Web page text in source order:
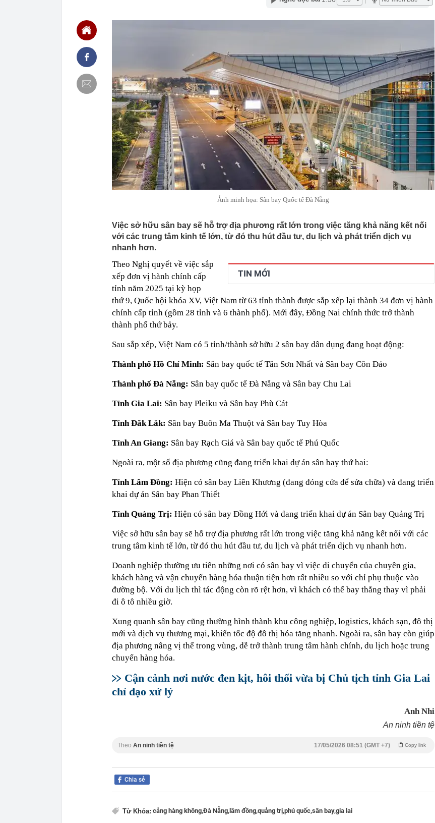
23:14
Bí mật được Apple giấu kín suốt 15 năm trên iPhone
5 LOẠI rau quen thuộc có khả năng tích tụ kim loại nặng, người Việt
nên cẩn thận nguồn gốc trước khi sử dụng
22:28
CHÍNH THỨC: Lịch đi học trở lại của học sinh 34 tỉnh, thành phố sau kỳ
nghỉ hè
22:25
Vì sao đồ ăn Việt hầu như món nào cũng có hành lá?
22:07
Không cần tặng quà, 5 câu nói này đủ sức khiến mối quan hệ phụ
huynh - giáo viên gắn bó khăng khít, con trẻ được hưởng lợi!
22:03
Ukraine tập kích Crimea, phá hủy hệ thống phòng không 15 triệu USD
của Nga
22:02
Nam NSND, Giám đốc Nhà hát Chèo Quân đội mua ô tô tặng sinh nhật
vợ thiếu tá kém 12 tuổi
21:51
Một ô tô biển 29A "dính" gần 100 lần phạt nguội do chạy quá tốc độ quy
định: Riêng tháng 7/2026 vi phạm 21 lần
Tổng thống Trump bực bội vì lộ tin về kho đạn dược Mỹ
Ảnh minh họa: Sân bay Quốc tế Đà Nẵng
Việc sở hữu sân bay sẽ hỗ trợ địa phương rất lớn trong việc tăng khả năng kết nối
với các trung tâm kinh tế lớn, từ đó thu hút đầu tư, du lịch và phát triển dịch vụ
nhanh hơn.
TIN MỚI
Theo Nghị quyết về việc sắp
xếp đơn vị hành chính cấp
tỉnh năm 2025 tại kỳ họp
thứ 9, Quốc hội khóa XV, Việt Nam từ 63 tỉnh thành được sắp xếp lại thành 34 đơn vị hành
chính cấp tỉnh (gồm 28 tỉnh và 6 thành phố). Mới đây, Đồng Nai chính thức trở thành
thành phố thứ bảy.
Sau sắp xếp, Việt Nam có 5 tỉnh/thành sở hữu 2 sân bay dân dụng đang hoạt động:
Thành phố Hồ Chí Minh: Sân bay quốc tế Tân Sơn Nhất và Sân bay Côn Đảo
Thành phố Đà Nẵng: Sân bay quốc tế Đà Nẵng và Sân bay Chu Lai
Tỉnh Gia Lai: Sân bay Pleiku và Sân bay Phù Cát
Tỉnh Đắk Lắk: Sân bay Buôn Ma Thuột và Sân bay Tuy Hòa
Tỉnh An Giang: Sân bay Rạch Giá và Sân bay quốc tế Phú Quốc
Ngoài ra, một số địa phương cũng đang triển khai dự án sân bay thứ hai:
Tỉnh Lâm Đồng: Hiện có sân bay Liên Khương (đang đóng cửa để sửa chữa) và đang triển
khai dự án Sân bay Phan Thiết
Tỉnh Quảng Trị: Hiện có sân bay Đồng Hới và đang triển khai dự án Sân bay Quảng Trị
Việc sở hữu sân bay sẽ hỗ trợ địa phương rất lớn trong việc tăng khả năng kết nối với các
trung tâm kinh tế lớn, từ đó thu hút đầu tư, du lịch và phát triển dịch vụ nhanh hơn.
Doanh nghiệp thường ưu tiên những nơi có sân bay vì việc di chuyển của chuyên gia,
khách hàng và vận chuyển hàng hóa thuận tiện hơn rất nhiều so với chỉ phụ thuộc vào
đường bộ. Với du lịch thì tác động còn rõ rệt hơn, vì khách có thể bay thẳng thay vì phải
đi ô tô nhiều giờ.
Xung quanh sân bay cũng thường hình thành khu công nghiệp, logistics, khách sạn, đô thị
mới và dịch vụ thương mại, khiến tốc độ đô thị hóa tăng nhanh. Ngoài ra, sân bay còn giúp
địa phương nâng vị thế trong vùng, dễ trở thành trung tâm hành chính, du lịch hoặc trung
chuyển hàng hóa.
Cận cảnh nơi nước đen kịt, hôi thối vừa bị Chủ tịch tỉnh Gia Lai
chỉ đạo xử lý
Anh Nhi
An ninh tiền tệ
Theo An ninh tiền tệ Copy link
17/05/2026 08:51 (GMT +7)
Chia sẻ
Từ Khóa: cảng hàng không,Đà Nẵng, lâm đồng,quảng trị,phú quốc,sân bay,gia lai